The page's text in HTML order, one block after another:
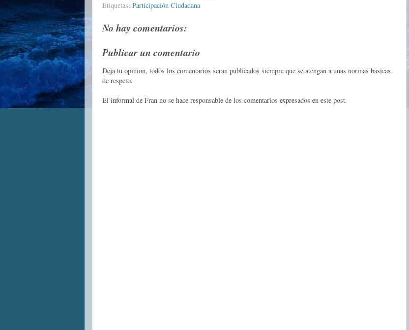
Etiquetas: Participación Ciudadana
No hay comentarios:
Publicar un comentario
Deja tu opinion, todos los comentarios seran publicados siempre que se atengan a unas normas basicas
de respeto.
El informal de Fran no se hace responsable de los comentarios expresados en este post.